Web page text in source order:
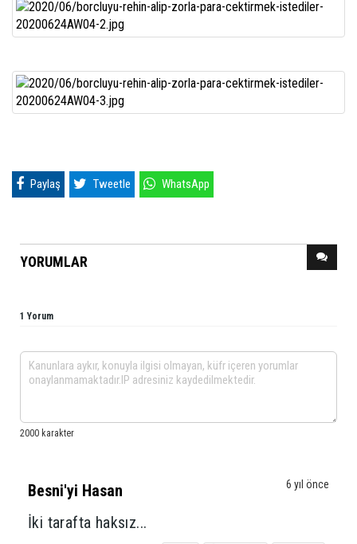
Paylaş Tweetle WhatsApp
YORUMLAR
1 Yorum
Besni'yi Hasan 6 yıl önce
İki tarafta haksız...